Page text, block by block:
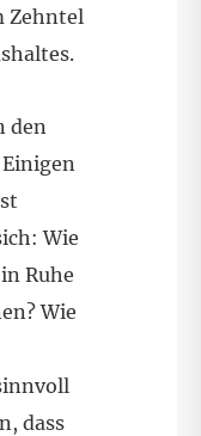
Zehntel
den
Wie
Ruhe
Wie
dass